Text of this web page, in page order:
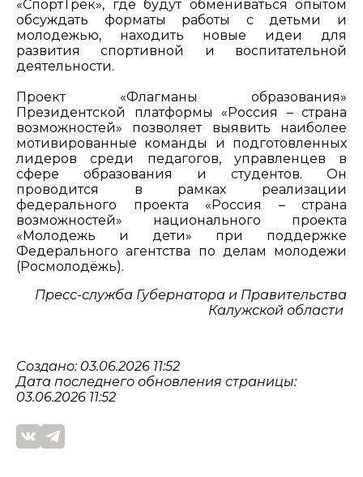
«СпортТрек», где будут обмениваться опытом
обсуждать форматы работы с детьми и
молодежью, находить новые идеи для
развития спортивной и воспитательной
деятельности.
Проект «Флагманы образования»
Президентской платформы «Россия – страна
возможностей» позволяет выявить наиболее
мотивированные команды и подготовленных
лидеров среди педагогов, управленцев в
сфере образования и студентов. Он
проводится в рамках реализации
федерального проекта «Россия – страна
возможностей» национального проекта
«Молодежь и дети» при поддержке
Федерального агентства по делам молодежи
(Росмолодёжь).
Пресс-служба Губернатора и Правительства
Калужской области
Создано: 03.06.2026 11:52
Дата последнего обновления страницы:
03.06.2026 11:52